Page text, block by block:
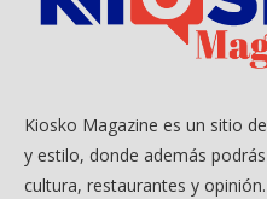
Kiosko Magazine es un sitio
y estilo, donde además
cultura, restaurantes y opinión.